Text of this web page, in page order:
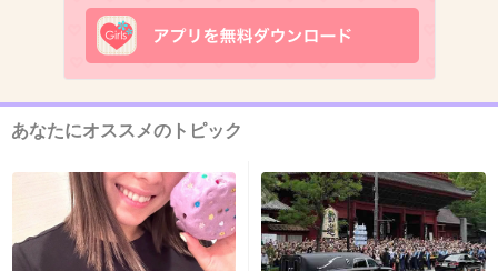
2015/02/19(木) 21:47:39
子どもはみんな肌が綺麗ですね～
+375 -14
2015/02/19(木) 21:48:00
あなたにオススメのトピック